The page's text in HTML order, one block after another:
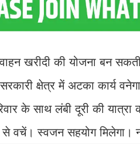
खरीदी की योजना बन
क्षेत्र में अटका कार्य
के साथ लंबी दूरी की
वचें। स्वजन सहयोग मिलेगा।